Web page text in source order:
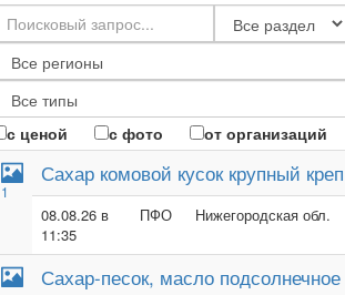
с ценой с фото от организаций
1
Сахар комовой кусок крупный
08.08.26 в
11:35
ПФО Нижегородская обл.
Сахар-песок, масло подсолнечное